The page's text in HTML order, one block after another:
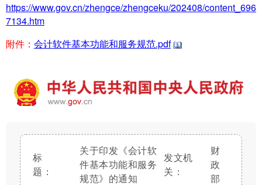
https://www.gov.cn/zhengce/zhengceku/202408/content_696
7134.htm
附件： 会计软件基本功能和服务规范.pdf
标
题：
关于印发《会计软
件基本功能和服务
规范》的通知
发文机
关：
财
政
部